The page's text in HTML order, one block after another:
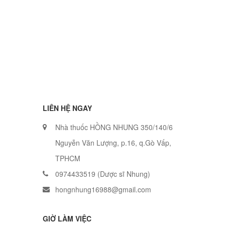
LIÊN HỆ NGAY
Nhà thuốc HỒNG NHUNG 350/140/6
Nguyễn Văn Lượng, p.16, q.Gò Vấp,
TPHCM
0974433519 (Dược sĩ Nhung)
hongnhung16988@gmail.com
GIỜ LÀM VIỆC